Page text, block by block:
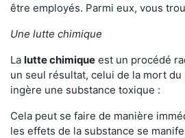
être employés. Parmi eux, vous
Une lutte chimique
La lutte chimique est un procédé
un seul résultat, celui de la mort
ingère une substance toxique :
Cela peut se faire de manière
les effets de la substance se